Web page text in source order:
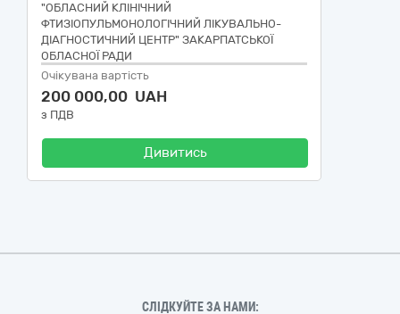
"ОБЛАСНИЙ КЛІНІЧНИЙ
ФТИЗІОПУЛЬМОНОЛОГІЧНИЙ ЛІКУВАЛЬНО-
ДІАГНОСТИЧНИЙ ЦЕНТР" ЗАКАРПАТСЬКОЇ
ОБЛАСНОЇ РАДИ
Очікувана вартість
200 000,00 UAH
з ПДВ
Дивитись
СЛІДКУЙТЕ ЗА НАМИ: